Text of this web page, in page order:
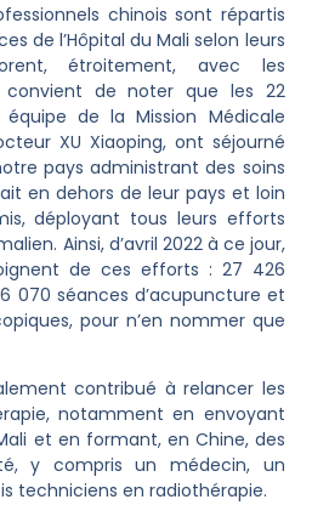
chinois sont répartis
de l’Hôpital du Mali selon leurs
étroitement, avec les
convient de noter que les 22
de la Mission Médicale
XU Xiaoping, ont séjourné
pays administrant des soins
en dehors de leur pays et loin
déployant tous leurs efforts
Ainsi, d’avril 2022 à ce jour,
de ces efforts : 27 426
070 séances d’acupuncture et
pour n’en nommer que
contribué à relancer les
notamment en envoyant
et en formant, en Chine, des
y compris un médecin, un
techniciens en radiothérapie.